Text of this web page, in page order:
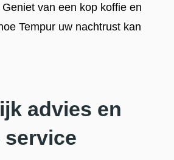
van een kop koffie en
Tempur uw nachtrust kan
advies en